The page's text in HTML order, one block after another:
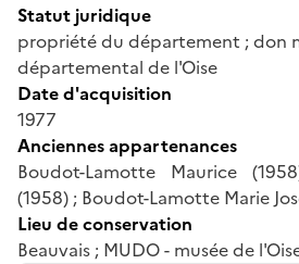
Statut juridique
propriété du département ; don
départemental de l'Oise
Date d'acquisition
1977
Anciennes appartenances
Boudot-Lamotte Maurice
(1958) ; Boudot-Lamotte Marie
Lieu de conservation
Beauvais ; MUDO - musée de